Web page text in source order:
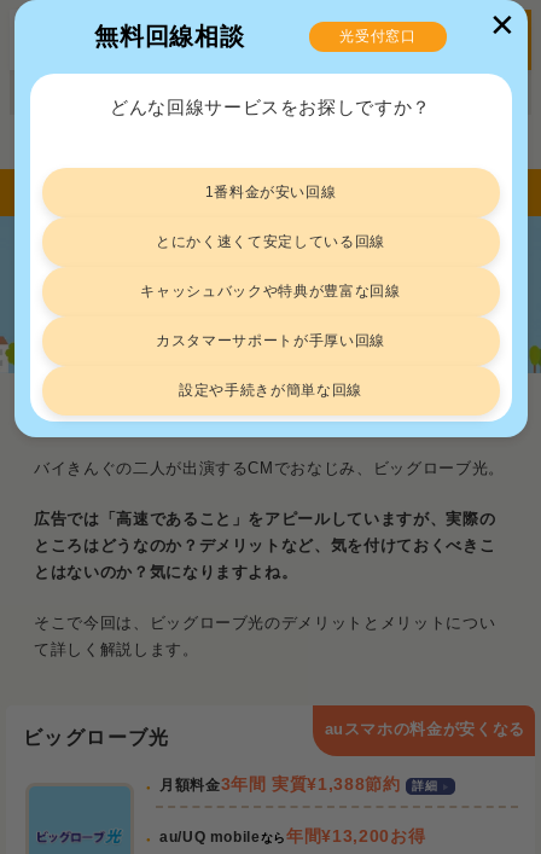
ビッグローブ光のメリット・デメリッ
ト｜魅力は導入コストの低さ
デメリット
バイきんぐの二人が出演するCMでおなじみ、ビッグローブ光。
広告では「高速であること」をアピールしていますが、実際の
ところはどうなのか？デメリットなど、気を付けておくべきこ
とはないのか？気になりますよね。
そこで今回は、ビッグローブ光のデメリットとメリットについ
て詳しく解説します。
ビッグローブ光 auスマホの料金が安くなる
月額料金3年間 実質¥1,388節約 詳細
au/UQ mobileなら年間¥13,200お得
✕
無料回線相談 光受付窓口
どんな回線サービスをお探しですか？
1番料金が安い回線
とにかく速くて安定している回線
キャッシュバックや特典が豊富な回線
カスタマーサポートが手厚い回線
設定や手続きが簡単な回線